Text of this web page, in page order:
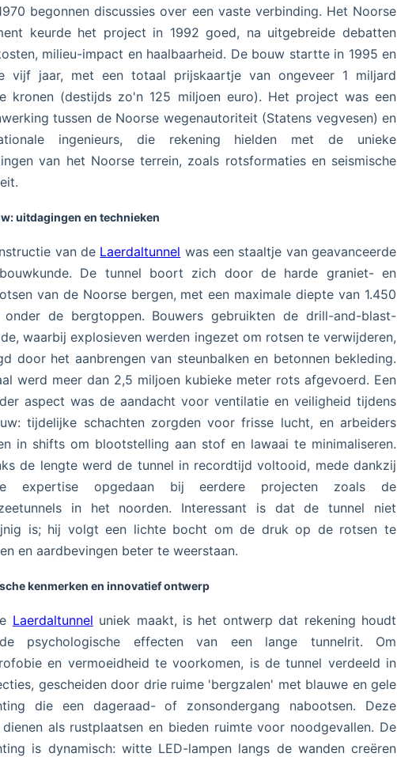
begonnen discussies over een vaste verbinding. Het Noorse
keurde het project in 1992 goed, na uitgebreide debatten
milieu-impact en haalbaarheid. De bouw startte in 1995 en
vijf jaar, met een totaal prijskaartje van ongeveer 1 miljard
kronen (destijds zo'n 125 miljoen euro). Het project was een
tussen de Noorse wegenautoriteit (Statens vegvesen) en
ingenieurs, die rekening hielden met de unieke
van het Noorse terrein, zoals rotsformaties en seismische
uitdagingen en technieken
van de Laerdaltunnel was een staaltje van geavanceerde
De tunnel boort zich door de harde graniet- en
van de Noorse bergen, met een maximale diepte van 1.450
onder de bergtoppen. Bouwers gebruikten de drill-and-blast-
waarbij explosieven werden ingezet om rotsen te verwijderen,
door het aanbrengen van steunbalken en betonnen bekleding.
werd meer dan 2,5 miljoen kubieke meter rots afgevoerd. Een
aspect was de aandacht voor ventilatie en veiligheid tijdens
tijdelijke schachten zorgden voor frisse lucht, en arbeiders
in shifts om blootstelling aan stof en lawaai te minimaliseren.
de lengte werd de tunnel in recordtijd voltooid, mede dankzij
expertise opgedaan bij eerdere projecten zoals de
in het noorden. Interessant is dat de tunnel niet
is; hij volgt een lichte bocht om de druk op de rotsen te
en aardbevingen beter te weerstaan.
kenmerken en innovatief ontwerp
Laerdaltunnel uniek maakt, is het ontwerp dat rekening houdt
psychologische effecten van een lange tunnelrit. Om
en vermoeidheid te voorkomen, is de tunnel verdeeld in
gescheiden door drie ruime 'bergzalen' met blauwe en gele
die een dageraad- of zonsondergang nabootsen. Deze
dienen als rustplaatsen en bieden ruimte voor noodgevallen. De
is dynamisch: witte LED-lampen langs de wanden creëren